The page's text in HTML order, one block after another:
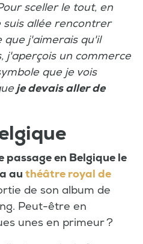
sceller le tout, en
allée rencontrer
j'aimerais qu'il
j'aperçois un commerce
que je vois
je devais aller de
passage en Belgique le
au théâtre royal de
de son album de
Peut-être en
unes en primeur ?